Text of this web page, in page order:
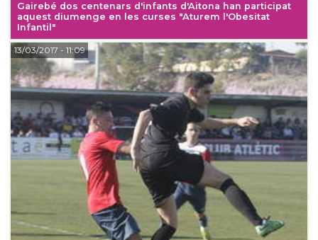
Gairebé dos centenars d'infants d'Aitona han participat
aquest diumenge en les curses "Aturem l'Obesitat
Infantil"
13/03/2017 - 11:09